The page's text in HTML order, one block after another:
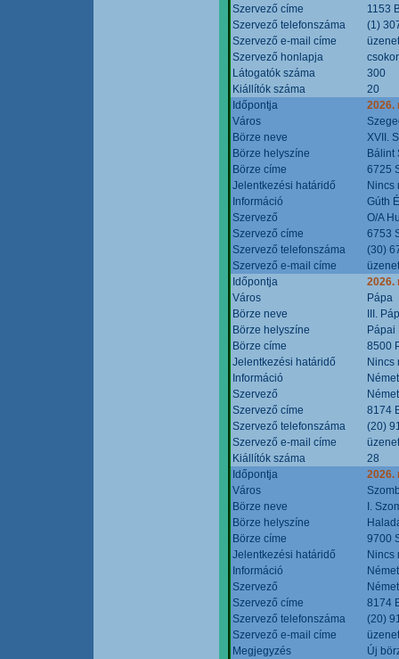
Szervező címe
1153
Szervező telefonszáma
(1)
Szervező e-mail címe
Szervező honlapja
Látogatók száma
300
Kiállítók száma
20
Időpontja
2026.
Város
Börze neve
XVII.
Börze helyszíne
Bálint
Börze címe
6725
Jelentkezési határidő
Nincs
Információ
Gúth
Szervező
O/A
Szervező címe
6753
Szervező telefonszáma
(30)
Szervező e-mail címe
Időpontja
2026.
Város
Pápa
Börze neve
III.
Börze helyszíne
Pápai
Börze címe
8500
Jelentkezési határidő
Nincs
Információ
Szervező
Szervező címe
8174
Szervező telefonszáma
(20)
Szervező e-mail címe
Kiállítók száma
28
Időpontja
2026.
Város
Börze neve
I.
Börze helyszíne
Börze címe
9700
Jelentkezési határidő
Nincs
Információ
Szervező
Szervező címe
8174
Szervező telefonszáma
(20)
Szervező e-mail címe
Megjegyzés
Új